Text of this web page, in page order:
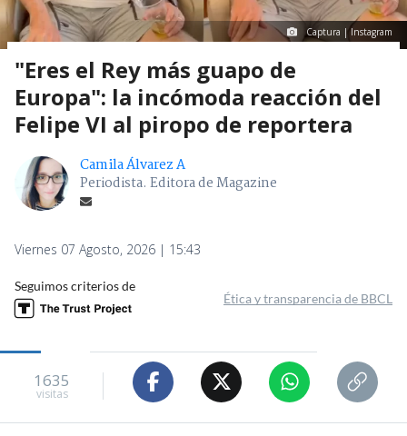
Captura | Instagram
"Eres el Rey más guapo de
Europa": la incómoda reacción del
Felipe VI al piropo de reportera
Camila Álvarez A
Periodista. Editora de Magazine
Viernes 07 Agosto, 2026 | 15:43
Seguimos criterios de
Ética y transparencia de BBCL
1635
visitas